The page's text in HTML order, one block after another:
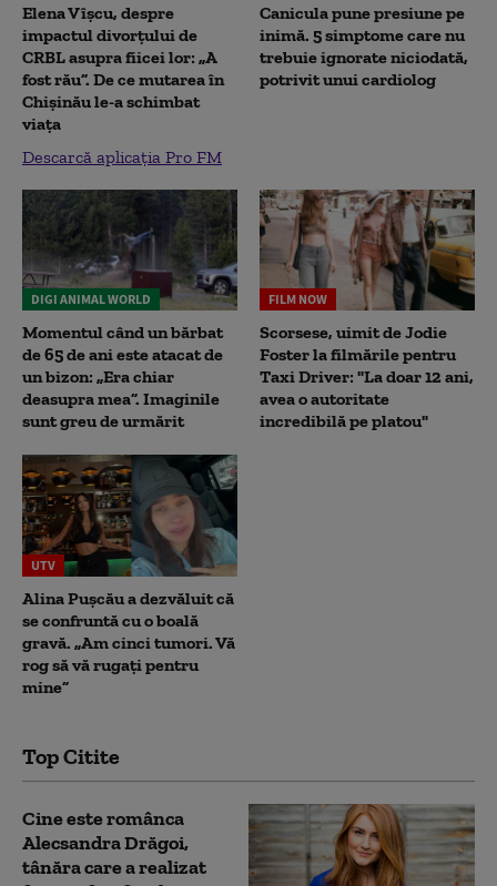
Elena Vîșcu, despre
impactul divorțului de
CRBL asupra fiicei lor: „A
fost rău”. De ce mutarea în
Chișinău le-a schimbat
viața
Descarcă aplicația Pro FM
Canicula pune presiune pe
inimă. 5 simptome care nu
trebuie ignorate niciodată,
potrivit unui cardiolog
DIGI ANIMAL WORLD
Momentul când un bărbat
de 65 de ani este atacat de
un bizon: „Era chiar
deasupra mea”. Imaginile
sunt greu de urmărit
FILM NOW
Scorsese, uimit de Jodie
Foster la filmările pentru
Taxi Driver: "La doar 12 ani,
avea o autoritate
incredibilă pe platou"
UTV
Alina Pușcău a dezvăluit că
se confruntă cu o boală
gravă. „Am cinci tumori. Vă
rog să vă rugați pentru
mine”
Top Citite
Cine este românca
Alecsandra Drăgoi,
tânăra care a realizat